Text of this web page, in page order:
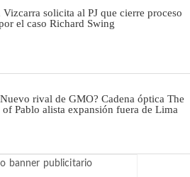
solicita al PJ que cierre proceso
el caso Richard Swing
rival de GMO? Cadena óptica The
of Pablo alista expansión fuera de Lima